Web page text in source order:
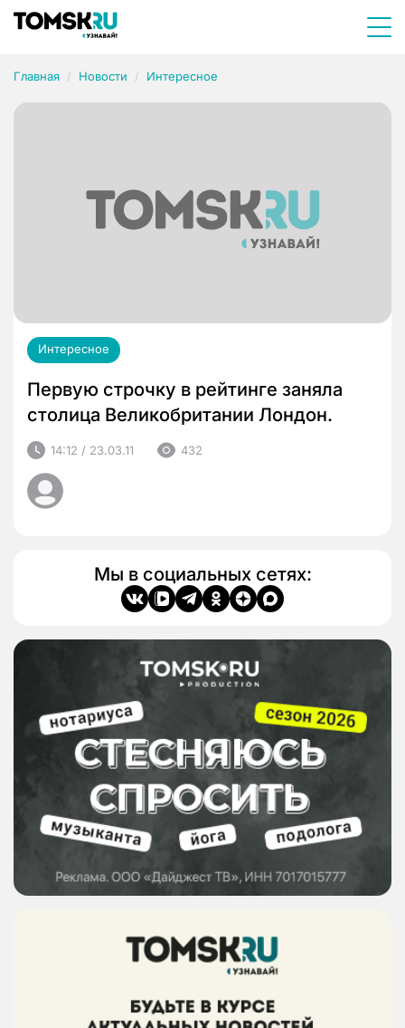
Главная Новости Интересное
Интересное
Первую строчку в рейтинге заняла
столица Великобритании Лондон.
14:12 / 23.03.11 432
Мы в социальных сетях: